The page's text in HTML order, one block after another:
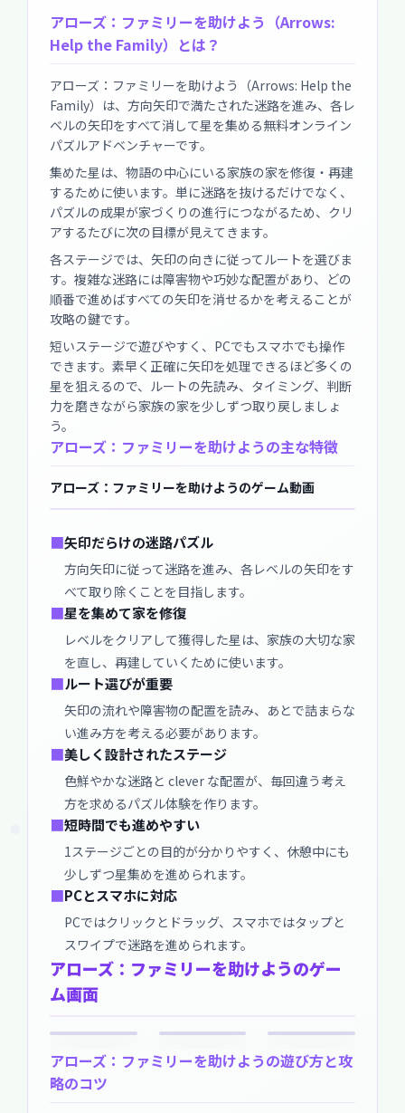
アローズ：ファミリーを助けよう（Arrows:
Help the Family）とは？
アローズ：ファミリーを助けよう（Arrows: Help the
Family）は、方向矢印で満たされた迷路を進み、各レ
ベルの矢印をすべて消して星を集める無料オンライン
パズルアドベンチャーです。
集めた星は、物語の中心にいる家族の家を修復・再建
するために使います。単に迷路を抜けるだけでなく、
パズルの成果が家づくりの進行につながるため、クリ
アするたびに次の目標が見えてきます。
各ステージでは、矢印の向きに従ってルートを選びま
す。複雑な迷路には障害物や巧妙な配置があり、どの
順番で進めばすべての矢印を消せるかを考えることが
攻略の鍵です。
短いステージで遊びやすく、PCでもスマホでも操作
できます。素早く正確に矢印を処理できるほど多くの
星を狙えるので、ルートの先読み、タイミング、判断
力を磨きながら家族の家を少しずつ取り戻しましょ
う。
アローズ：ファミリーを助けようの主な特徴
アローズ：ファミリーを助けようのゲーム動画
■矢印だらけの迷路パズル
方向矢印に従って迷路を進み、各レベルの矢印をす
べて取り除くことを目指します。
■星を集めて家を修復
レベルをクリアして獲得した星は、家族の大切な家
を直し、再建していくために使います。
■ルート選びが重要
矢印の流れや障害物の配置を読み、あとで詰まらな
い進み方を考える必要があります。
■美しく設計されたステージ
色鮮やかな迷路と clever な配置が、毎回違う考え
方を求めるパズル体験を作ります。
■短時間でも進めやすい
1ステージごとの目的が分かりやすく、休憩中にも
少しずつ星集めを進められます。
■PCとスマホに対応
PCではクリックとドラッグ、スマホではタップと
スワイプで迷路を進められます。
アローズ：ファミリーを助けようのゲー
ム画面
アローズ：ファミリーを助けようの遊び方と攻
略のコツ